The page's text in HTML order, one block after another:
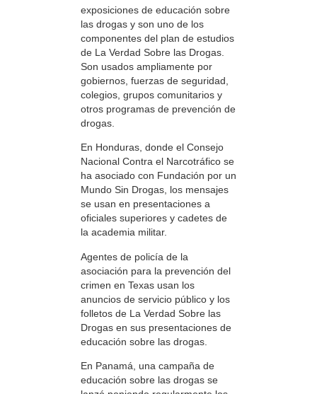
exposiciones de educación sobre
las drogas y son uno de los
componentes del plan de estudios
de La Verdad Sobre las Drogas.
Son usados ampliamente por
gobiernos, fuerzas de seguridad,
colegios, grupos comunitarios y
otros programas de prevención de
drogas.
En Honduras, donde el Consejo
Nacional Contra el Narcotráfico se
ha asociado con Fundación por un
Mundo Sin Drogas, los mensajes
se usan en presentaciones a
oficiales superiores y cadetes de
la academia militar.
Agentes de policía de la
asociación para la prevención del
crimen en Texas usan los
anuncios de servicio público y los
folletos de La Verdad Sobre las
Drogas en sus presentaciones de
educación sobre las drogas.
En Panamá, una campaña de
educación sobre las drogas se